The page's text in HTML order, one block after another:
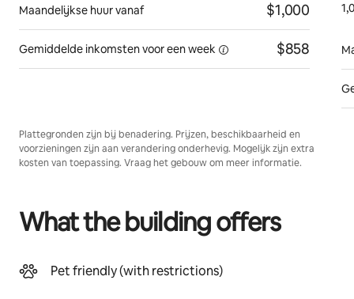
Maandelijkse huur vanaf $1,000
Gemiddelde inkomsten vooreen week $858
Plattegronden zijn bij benadering. Prijzen, beschikbaarheid en
voorzieningen zijn aan verandering onderhevig. Mogelijk zijn extra
kosten van toepassing. Vraag het gebouw om meer informatie.
What the building offers
Pet friendly (with restrictions)